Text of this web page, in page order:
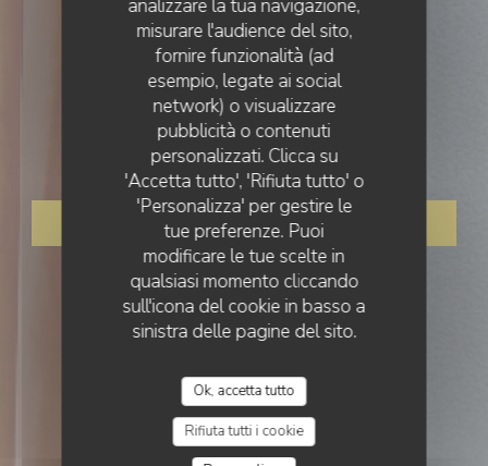
analizzare la tua navigazione,
misurare l'audience del sito,
fornire funzionalità (ad
esempio, legate ai social
network) o visualizzare
pubblicità o contenuti
personalizzati. Clicca su
'Accetta tutto', 'Rifiuta tutto' o
'Personalizza' per gestire le
tue preferenze. Puoi
modificare le tue scelte in
qualsiasi momento cliccando
sull'icona del cookie in basso a
sinistra delle pagine del sito.
Ok, accetta tutto
Rifiuta tutti i cookie
RISTORANTE BISTRONOMIQUE• VALBONNE
Le Servan
PRENOTA
LE SERVAN